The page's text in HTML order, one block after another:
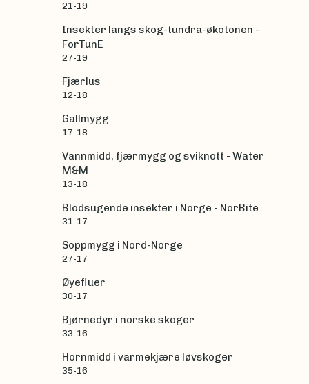
21-19
Insekter langs skog-tundra-økotonen -
ForTunE
27-19
Fjærlus
12-18
Gallmygg
17-18
Vannmidd, fjærmygg og sviknott - Water
M&M
13-18
Blodsugende insekter i Norge - NorBite
31-17
Soppmygg i Nord-Norge
27-17
Øyefluer
30-17
Bjørnedyr i norske skoger
33-16
Hornmidd i varmekjære løvskoger
35-16